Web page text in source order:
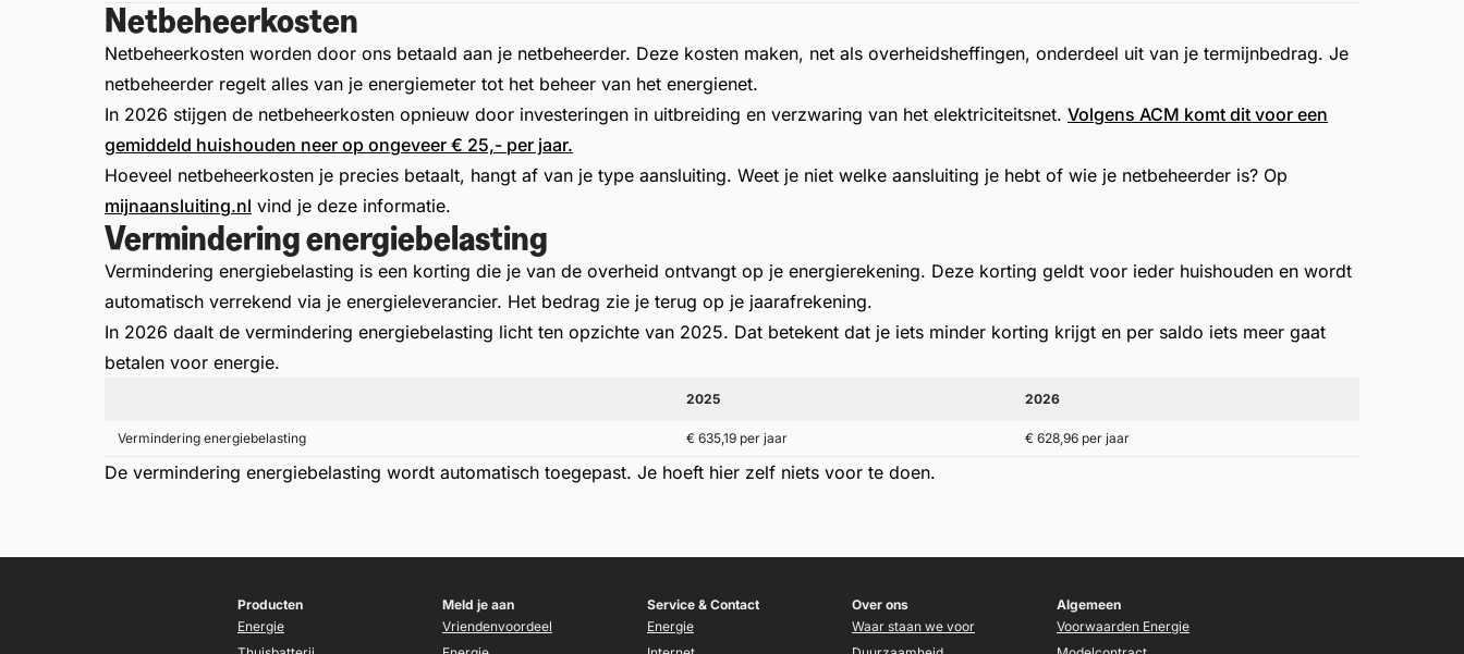
Netbeheerkosten
Netbeheerkosten worden door ons betaald aan je netbeheerder. Deze kosten maken, net als overheidsheffingen, onderdeel uit van je termijnbedrag. Je
netbeheerder regelt alles van je energiemeter tot het beheer van het energienet.
In 2026 stijgen de netbeheerkosten opnieuw door investeringen in uitbreiding en verzwaring van het elektriciteitsnet. Volgens ACM komt dit voor een
gemiddeld huishouden neer op ongeveer € 25,- per jaar.
Hoeveel netbeheerkosten je precies betaalt, hangt af van je type aansluiting. Weet je niet welke aansluiting je hebt of wie je netbeheerder is? Op
mijnaansluiting.nl vind je deze informatie.
Vermindering energiebelasting
Vermindering energiebelasting is een korting die je van de overheid ontvangt op je energierekening. Deze korting geldt voor ieder huishouden en wordt
automatisch verrekend via je energieleverancier. Het bedrag zie je terug op je jaarafrekening.
In 2026 daalt de vermindering energiebelasting licht ten opzichte van 2025. Dat betekent dat je iets minder korting krijgt en per saldo iets meer gaat
betalen voor energie.
2025 2026
Vermindering energiebelasting € 635,19 per jaar € 628,96 per jaar
De vermindering energiebelasting wordt automatisch toegepast. Je hoeft hier zelf niets voor te doen.
Producten
Energie
Meld je aan
Vriendenvoordeel
Service & Contact
Energie
Over ons
Waar staan we voor
Algemeen
Voorwaarden Energie